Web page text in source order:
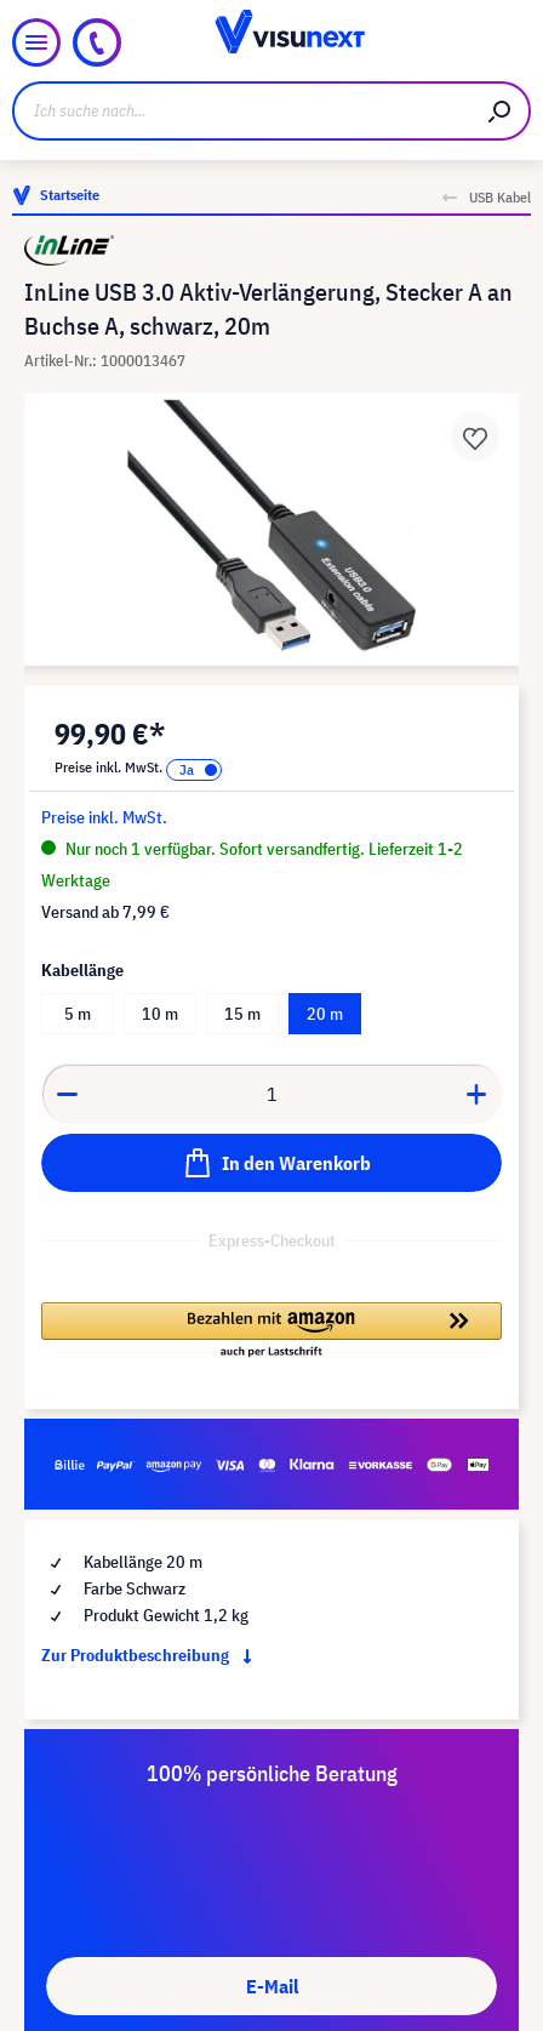
Startseite USB Kabel
InLine USB 3.0 Aktiv-Verlängerung, Stecker A an
Buchse A, schwarz, 20m
Artikel-Nr.: 1000013467
99,90 €*
Preise inkl. MwSt.
Preise inkl. MwSt.
Nur noch 1 verfügbar. Sofort versandfertig. Lieferzeit 1-2
Werktage
Versand ab7,99 €
Kabellänge
5 m
10 m 15 m 20 m
In den Warenkorb
Express-Checkout
Kabellänge 20 m
Farbe Schwarz
Produkt Gewicht 1,2 kg
Zur Produktbeschreibung
100% persönliche Beratung
E-Mail